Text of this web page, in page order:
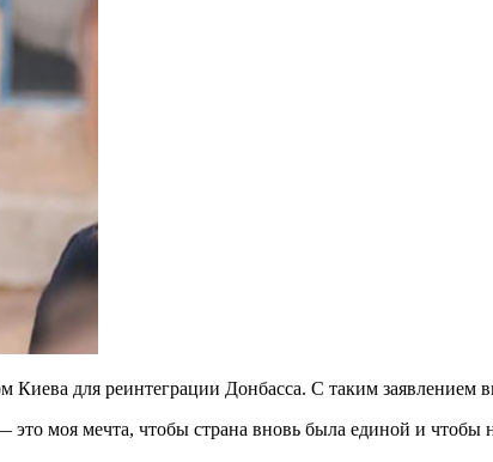
для реинтеграции Донбасса. С таким
это моя мечта, чтобы страна вновь была единой и